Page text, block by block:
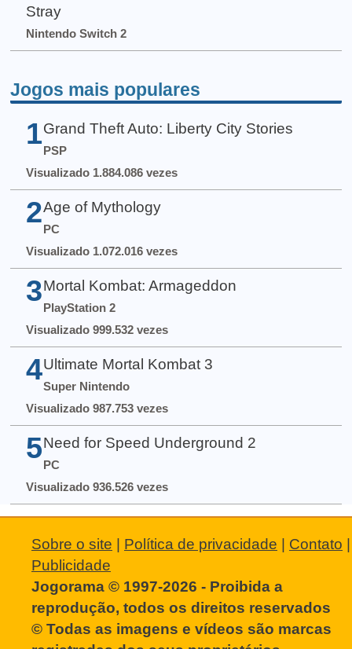
Stray
Nintendo Switch 2
Jogos mais populares
1 Grand Theft Auto: Liberty City Stories
PSP
Visualizado 1.884.086 vezes
2 Age of Mythology
PC
Visualizado 1.072.016 vezes
3 Mortal Kombat: Armageddon
PlayStation 2
Visualizado 999.532 vezes
4 Ultimate Mortal Kombat 3
Super Nintendo
Visualizado 987.753 vezes
5 Need for Speed Underground 2
PC
Visualizado 936.526 vezes
Sobre o site | Política de privacidade | Contato |
Publicidade
Jogorama © 1997-2026 - Proibida a
reprodução, todos os direitos reservados
© Todas as imagens e vídeos são marcas